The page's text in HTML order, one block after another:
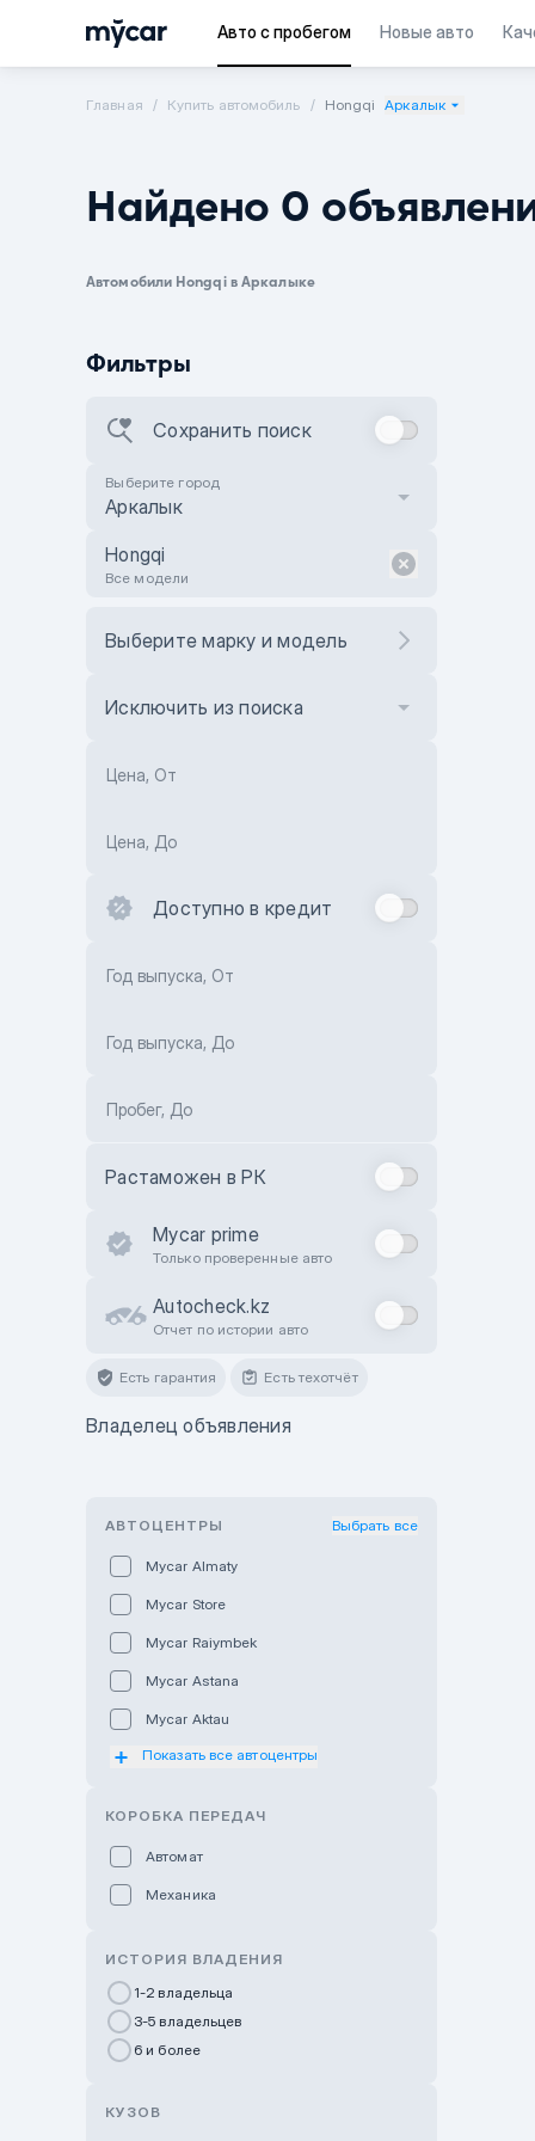
Авто с пробегом Новые авто
Главная Купить автомобиль Hongqi Аркалык
Найдено 0
Автомобили Hongqi в Аркалыке
Фильтры
Сохранить поиск
Выберите город
Аркалык
Hongqi
Все модели
Выберите марку и модель
Исключить из поиска
Цена, От
Цена, До
Доступно в кредит
Год выпуска, От
Год выпуска, До
Пробег, До
Растаможен в РК
Mycar prime
Только проверенные авто
Autocheck.kz
Отчет по истории авто
Есть гарантия Есть техотчёт
Владелец объявления
АВТОЦЕНТРЫ Выбрать все
Mycar Almaty
Mycar Store
Mycar Raiymbek
Mycar Astana
Mycar Aktau
Mycar Uralsk
GWM Nurly Zhol
Chery Astana
Показать все автоцентры
КОРОБКА ПЕРЕДАЧ
Автомат
Механика
ИСТОРИЯ ВЛАДЕНИЯ
1-2 владельца
3-5 владельцев
6 и более
КУЗОВ